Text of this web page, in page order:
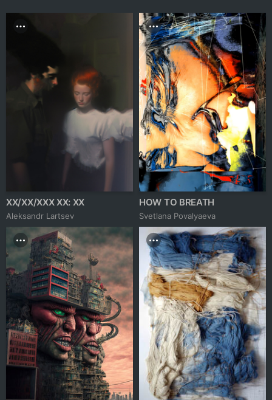
XX/XX/XXX XX: XX
Аleksandr Lartsev
HOW TO BREATH
Svetlana Povalyaeva